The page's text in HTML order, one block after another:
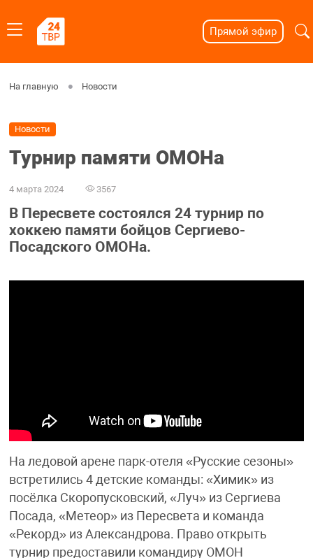
Прямой эфир
На главную Новости
Новости
Турнир памяти ОМОНа
4 марта 2024 3567
В Пересвете состоялся 24 турнир по
хоккею памяти бойцов Сергиево-
Посадского ОМОНа.
На ледовой арене парк-отеля «Русские сезоны»
встретились 4 детские команды: «Химик» из
посёлка Скоропусковский, «Луч» из Сергиева
Посада, «Метеор» из Пересвета и команда
«Рекорд» из Александрова. Право открыть
турнир предоставили командиру ОМОН